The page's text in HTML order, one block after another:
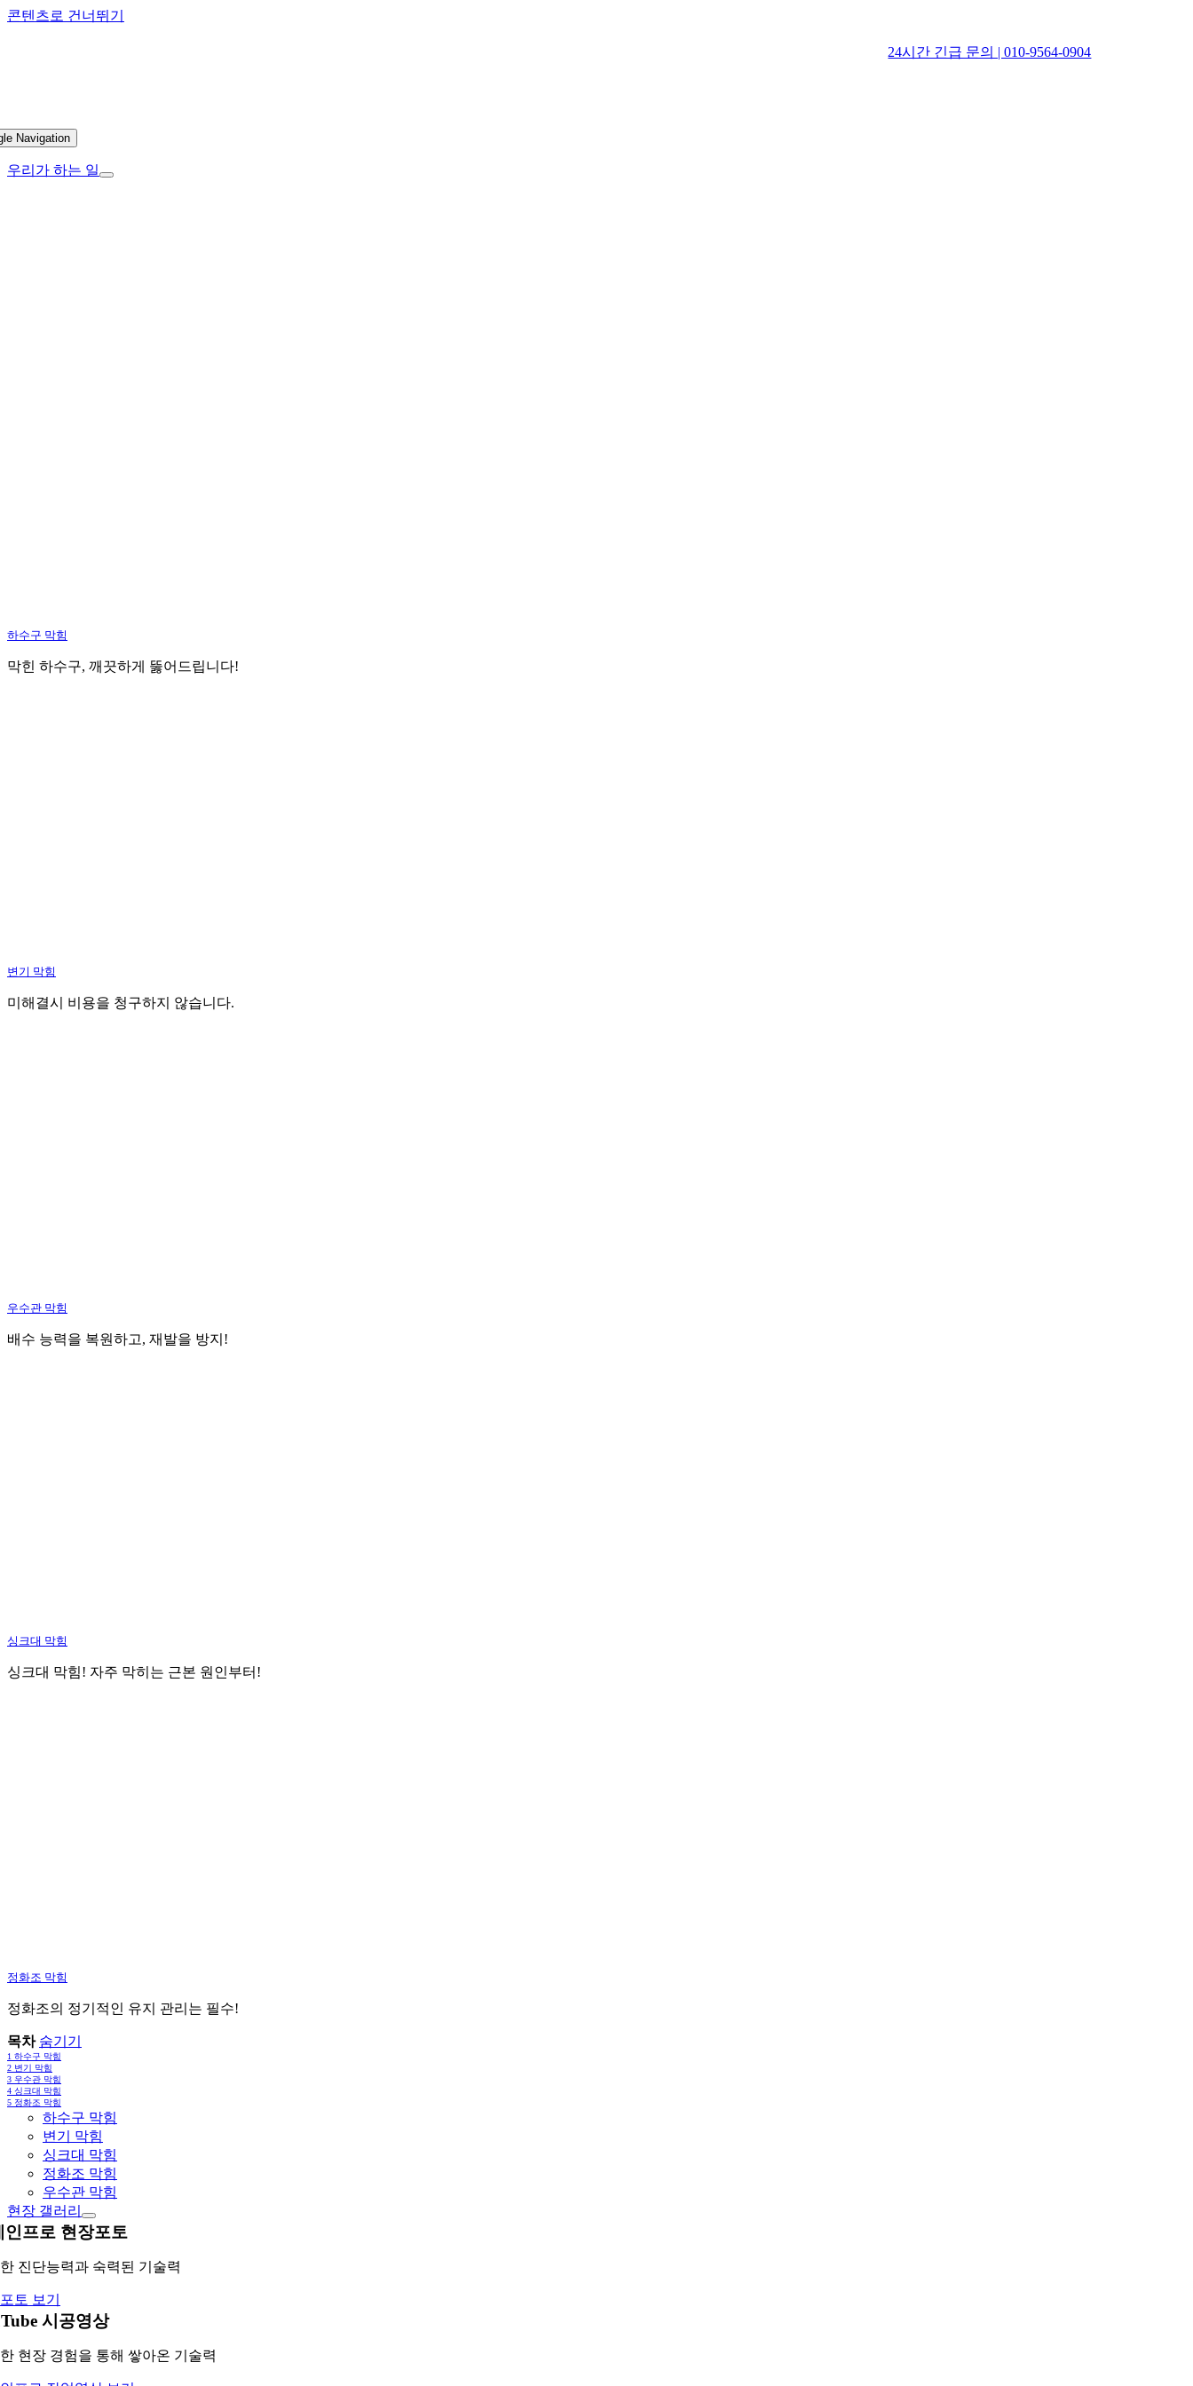
콘텐츠로 건너뛰기
24시간 긴급 문의 | 010-9564-0904
Navigation
우리가 하는 일
하수구 막힘
막힌 하수구, 깨끗하게 뚫어드립니다!
변기 막힘
미해결시 비용을 청구하지 않습니다.
우수관 막힘
배수 능력을 복원하고, 재발을 방지!
싱크대 막힘
싱크대 막힘! 자주 막히는 근본 원인부터!
정화조 막힘
정화조의 정기적인 유지 관리는 필수!
목차 숨기기
1 하수구 막힘
2 변기 막힘
3 우수관 막힘
4 싱크대 막힘
5 정화조 막힘
하수구 막힘
변기 막힘
싱크대 막힘
정화조 막힘
우수관 막힘
현장 갤러리
인프로 현장포토
진단능력과 숙력된 기술력
토 보기
시공영상
현장 경험을 통해 쌓아온 기술력